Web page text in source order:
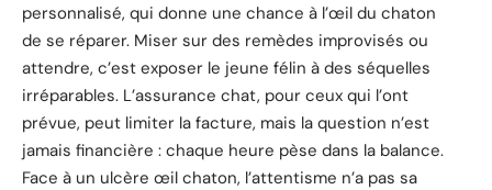
personnalisé, qui donne une chance à l’œil du chaton
de se réparer. Miser sur des remèdes improvisés ou
attendre, c’est exposer le jeune félin à des séquelles
irréparables. L’assurance chat, pour ceux qui l’ont
prévue, peut limiter la facture, mais la question n’est
jamais financière : chaque heure pèse dans la balance.
Face à un ulcère œil chaton, l’attentisme n’a pas sa